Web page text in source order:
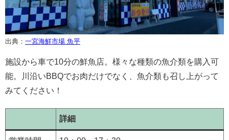
出典： 一宮海鮮市場 魚平
施設から車で10分の鮮魚店。様々な種類の魚介類を購入可
能。川沿いBBQでお肉だけでなく、魚介類も召し上がって
みてください！
詳細